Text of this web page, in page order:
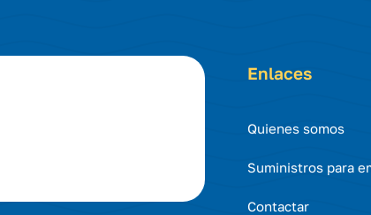
Enlaces
Quienes somos
Suministros para
Contactar